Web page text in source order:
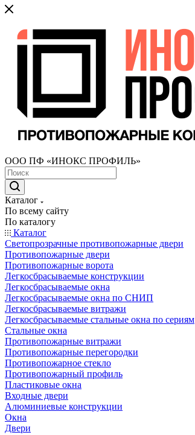
ООО ПФ «ИНОКС ПРОФИЛЬ»
Каталог
По всему сайту
По каталогу
Каталог
Светопрозрачные противопожарные двери
Противопожарные двери
Противопожарные ворота
Легкосбрасываемые конструкции
Легкосбрасываемые окна
Легкосбрасываемые окна по СНИП
Легкосбрасываемые витражи
Легкосбрасываемые стальные окна по сериям
Стальные окна
Противопожарные витражи
Противопожарные перегородки
Противопожарное стекло
Противопожарный профиль
Пластиковые окна
Входные двери
Алюминиевые конструкции
Окна
Двери